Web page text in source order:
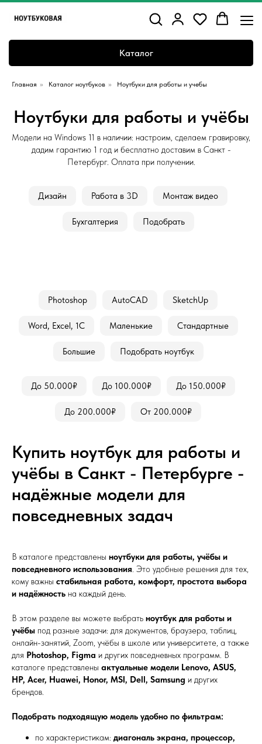
Каталог
Главная » Каталог ноутбуков » Ноутбуки для работы и учебы
Ноутбуки для работы и учёбы
Модели на Windows 11 в наличии: настроим, сделаем гравировку,
дадим гарантию 1 год и бесплатно доставим в Санкт -
Петербург. Оплата при получении.
Дизайн Работа в 3D Монтаж видео
Бухгалтерия Подобрать
Photoshop AutoCAD SketchUp
Word, Excel, 1С Маленькие Стандартные
Большие Подобрать ноутбук
До 50.000₽ До 100.000₽ До 150.000₽
До 200.000₽ От 200.000₽
Купить ноутбук для работы и
учёбы в Санкт - Петербурге -
надёжные модели для
повседневных задач
В каталоге представлены ноутбуки для работы, учёбы и
повседневного использования. Это удобные решения для тех,
кому важны стабильная работа, комфорт, простота выбора
и надёжность на каждый день.
В этом разделе вы можете выбрать ноутбук для работы и
учёбы под разные задачи: для документов, браузера, таблиц,
онлайн-занятий, Zoom, учёбы в школе или университете, а также
для Photoshop, Figma и других повседневных программ. В
каталоге представлены актуальные модели Lenovo, ASUS,
HP, Acer, Huawei, Honor, MSI, Dell, Samsung и других
брендов.
Подобрать подходящую модель удобно по фильтрам:
по характеристикам: диагональ экрана, процессор,